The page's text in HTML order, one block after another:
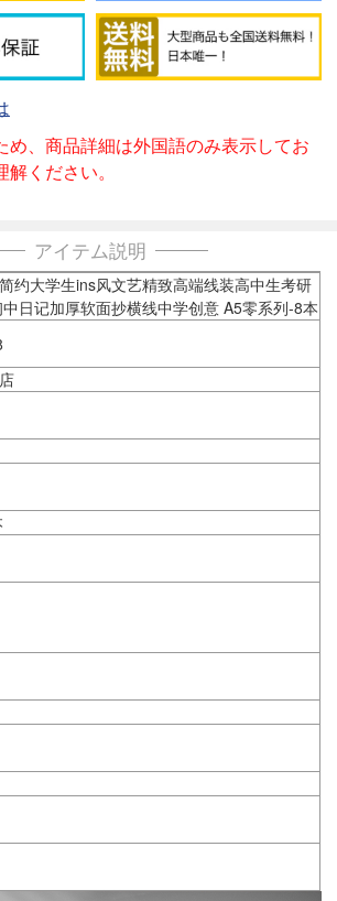
め、商品詳細は外国語のみ表示してお
ください。
アイテム説明
约大学生ins风文艺精致高端线装高中生考研
日记加厚软面抄横线中学创意 A5零系列-8本